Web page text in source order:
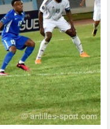
r
s
u
r
S
k
y
p
e
(
o
u
v
r
e
d
a
n
p
a
r
e
-
m
a
i
l
à
u
n
a
m
i
(
o
u